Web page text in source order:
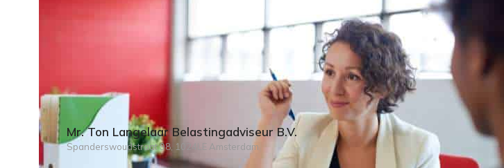
Mr. Ton Langelaar Belastingadviseur B.V.
Spanderswoudstraat 98, 1024LE Amsterdam